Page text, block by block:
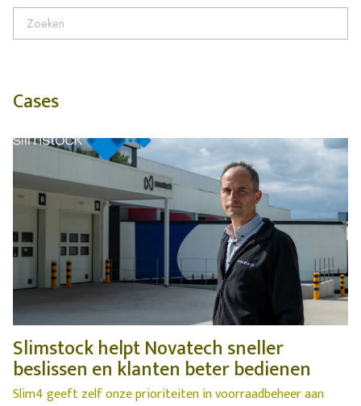
Cases
Slimstock helpt Novatech sneller
beslissen en klanten beter bedienen
Slim4 geeft zelf onze prioriteiten in voorraadbeheer aan